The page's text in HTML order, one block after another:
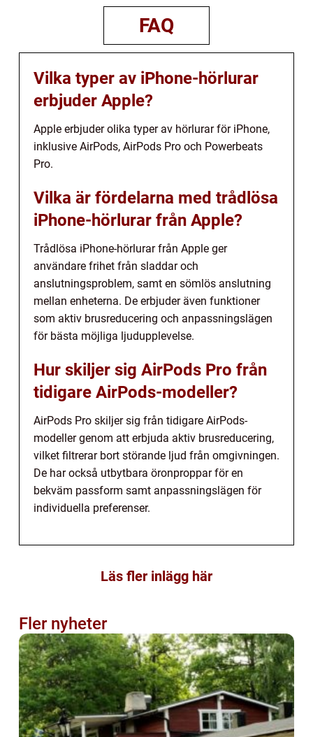
FAQ
Vilka typer av iPhone-hörlurar
erbjuder Apple?
Apple erbjuder olika typer av hörlurar för iPhone,
inklusive AirPods, AirPods Pro och Powerbeats
Pro.
Vilka är fördelarna med trådlösa
iPhone-hörlurar från Apple?
Trådlösa iPhone-hörlurar från Apple ger
användare frihet från sladdar och
anslutningsproblem, samt en sömlös anslutning
mellan enheterna. De erbjuder även funktioner
som aktiv brusreducering och anpassningslägen
för bästa möjliga ljudupplevelse.
Hur skiljer sig AirPods Pro från
tidigare AirPods-modeller?
AirPods Pro skiljer sig från tidigare AirPods-
modeller genom att erbjuda aktiv brusreducering,
vilket filtrerar bort störande ljud från omgivningen.
De har också utbytbara öronproppar för en
bekväm passform samt anpassningslägen för
individuella preferenser.
Läs fler inlägg här
Fler nyheter